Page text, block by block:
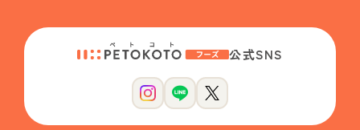
公式SNS